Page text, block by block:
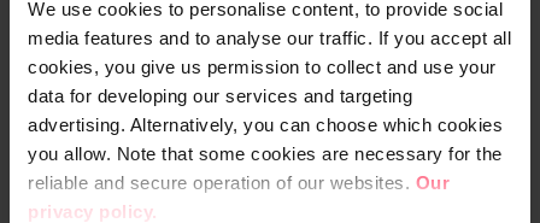
We use cookies to personalise content, to provide social
media features and to analyse our traffic. If you accept all
cookies, you give us permission to collect and use your
data for developing our services and targeting
advertising. Alternatively, you can choose which cookies
you allow. Note that some cookies are necessary for the
reliable and secure operation of our websites. Our
privacy policy.